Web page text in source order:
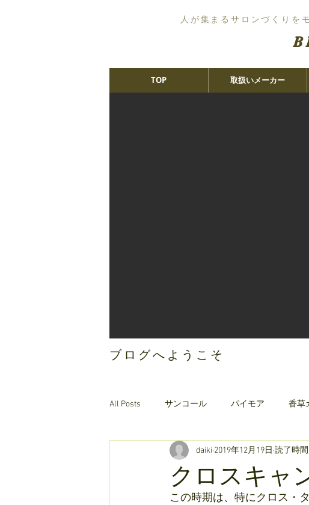
人が集まるサロンづくりを
TOP 取扱いメーカー
ブログへようこそ
All Posts サンコール パイモア 香草
オリジナルヘアケア クリレ
クロスキャ
daiki 2019年12月19日 読了時
この時期は、特にクロス・